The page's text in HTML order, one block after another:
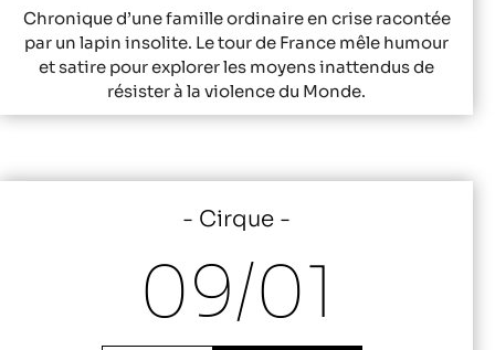
Chronique d’une famille ordinaire en crise racontée
par un lapin insolite. Le tour de France mêle humour
et satire pour explorer les moyens inattendus de
résister à la violence du Monde.
Cirque
09/01